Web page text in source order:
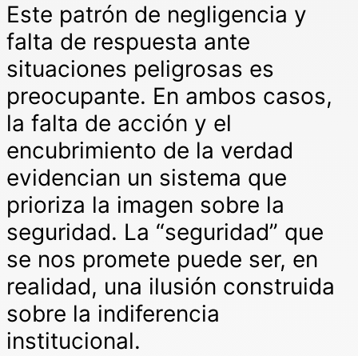
Este patrón de negligencia y
falta de respuesta ante
situaciones peligrosas es
preocupante. En ambos casos,
la falta de acción y el
encubrimiento de la verdad
evidencian un sistema que
prioriza la imagen sobre la
seguridad. La “seguridad” que
se nos promete puede ser, en
realidad, una ilusión construida
sobre la indiferencia
institucional.